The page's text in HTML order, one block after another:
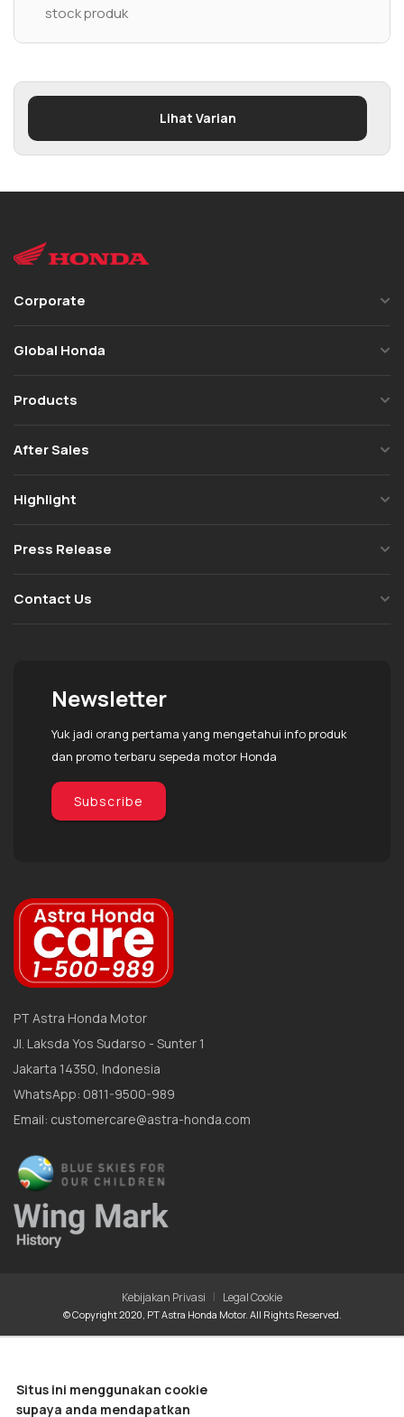
stock produk
Lihat Varian
Corporate
Global Honda
Products
After Sales
Highlight
Press Release
Contact Us
Newsletter
Yuk jadi orang pertama yang mengetahui info produk
dan promo terbaru sepeda motor Honda
Subscribe
PT Astra Honda Motor
Jl. Laksda Yos Sudarso - Sunter 1
Jakarta 14350, Indonesia
WhatsApp: 0811-9500-989
Email: customercare@astra-honda.com
Kebijakan Privasi | Legal Cookie
© Copyright 2020, PT Astra Honda Motor. All Rights Reserved.
Situs ini menggunakan cookie
supaya anda mendapatkan